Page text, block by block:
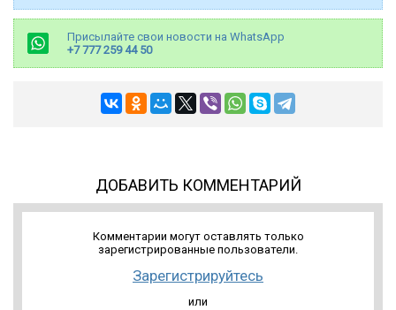
Присылайте свои новости на WhatsApp
+7 777 259 44 50
ДОБАВИТЬ КОММЕНТАРИЙ
Комментарии могут оставлять только
зарегистрированные пользователи.
Зарегистрируйтесь
или